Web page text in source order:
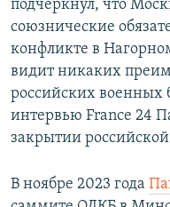
подчеркнул, что
союзнические
конфликте в
видит никаких
российских военных
интервью France 24
закрытии
В ноябре 2023 года